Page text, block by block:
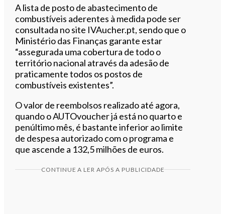
A lista de posto de abastecimento de
combustíveis aderentes à medida pode ser
consultada no site IVAucher.pt, sendo que o
Ministério das Finanças garante estar
“assegurada uma cobertura de todo o
território nacional através da adesão de
praticamente todos os postos de
combustíveis existentes”.
O valor de reembolsos realizado até agora,
quando o AUTOvoucher já está no quarto e
penúltimo mês, é bastante inferior ao limite
de despesa autorizado com o programa e
que ascende a 132,5 milhões de euros.
CONTINUE A LER APÓS A PUBLICIDADE